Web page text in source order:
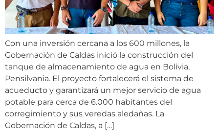
Con una inversión cercana a los 600 millones, la
Gobernación de Caldas inició la construcción del
tanque de almacenamiento de agua en Bolivia,
Pensilvania. El proyecto fortalecerá el sistema de
acueducto y garantizará un mejor servicio de agua
potable para cerca de 6.000 habitantes del
corregimiento y sus veredas aledañas. La
Gobernación de Caldas, a […]